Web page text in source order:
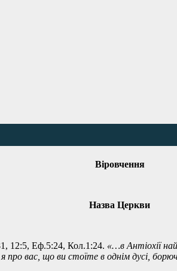
Віровчення
Назва Церкви
12:5, Еф.5:24, Кол.1:24. «…в Антіохії
вас, що ви стоїте в однім дусі,